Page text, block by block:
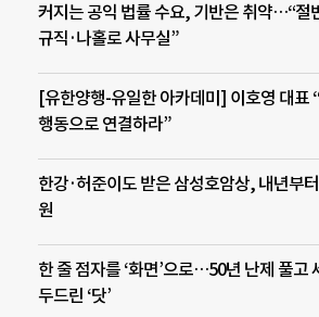
커지는 공익 법률 수요, 기반은 취약…“절
규직·나홀로 사무실”
[유한양행-유일한 아카데미] 이호영 대표
행동으로 연결하라”
한강·허준이도 받은 삼성호암상, 내년부
원
한 줄 점자를 ‘화면’으로…50년 난제 풀고
두드린 ‘닷’